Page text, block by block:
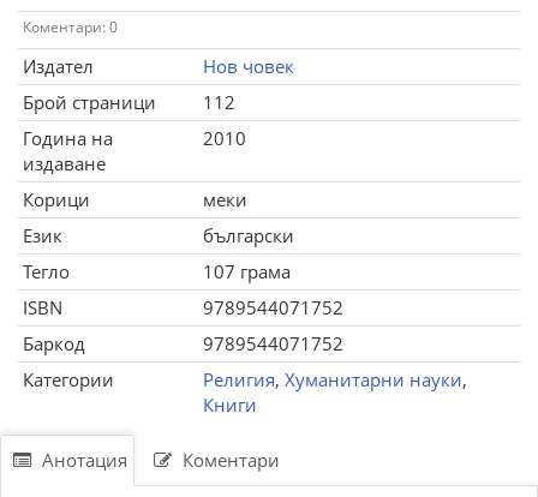
Коментари: 0
Издател
Нов човек
Брой страници
112
Година на
издаване
2010
Корици
меки
Език
български
Тегло
107 грама
ISBN
9789544071752
Баркод
9789544071752
Категории
Религия, Хуманитарни науки,
Книги
Анотация Коментари